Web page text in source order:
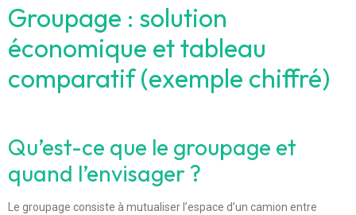
Groupage : solution
économique et tableau
comparatif (exemple chiffré)
Qu’est-ce que le groupage et
quand l’envisager ?
Le groupage consiste à mutualiser l’espace d’un camion entre